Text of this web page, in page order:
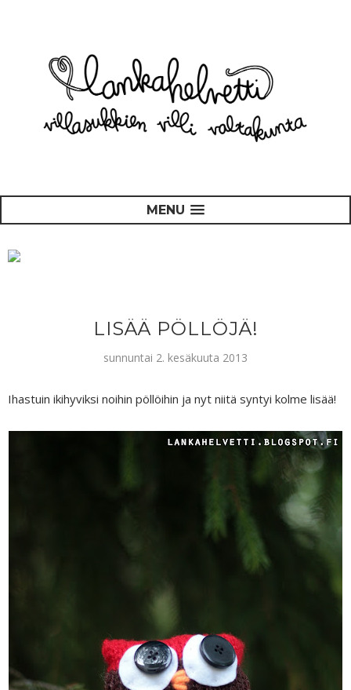
MENU
LISÄÄ PÖLLÖJÄ!
sunnuntai 2. kesäkuuta 2013
Ihastuin ikihyviksi noihin pöllöihin ja nyt niitä syntyi kolme lisää!